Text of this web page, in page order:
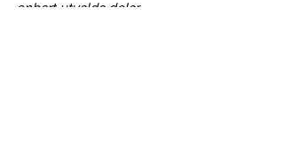
enbart utvalda delar.